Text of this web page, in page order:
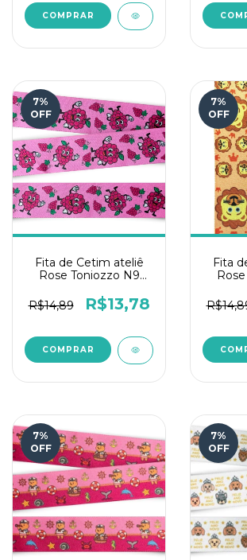
7%
OFF
Fita de Cetim ateliê
Rose Toniozzo N9
R$14,89
R$13,78
7%
OFF
Fita
7%
OFF
7%
OFF